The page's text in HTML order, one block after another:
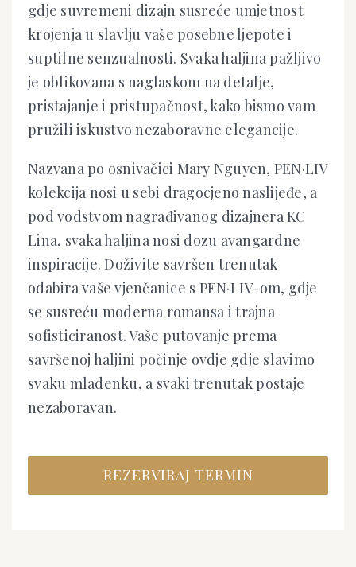
gdje suvremeni dizajn susreće umjetnost
krojenja u slavlju vaše posebne ljepote i
suptilne senzualnosti. Svaka haljina pažljivo
je oblikovana s naglaskom na detalje,
pristajanje i pristupačnost, kako bismo vam
pružili iskustvo nezaboravne elegancije.
Nazvana po osnivačici Mary Nguyen, PEN·LIV
kolekcija nosi u sebi dragocjeno naslijeđe, a
pod vodstvom nagrađivanog dizajnera KC
Lina, svaka haljina nosi dozu avangardne
inspiracije. Doživite savršen trenutak
odabira vaše vjenčanice s PEN·LIV-om, gdje
se susreću moderna romansa i trajna
sofisticiranost. Vaše putovanje prema
savršenoj haljini počinje ovdje gdje slavimo
svaku mladenku, a svaki trenutak postaje
nezaboravan.
REZERVIRAJ TERMIN